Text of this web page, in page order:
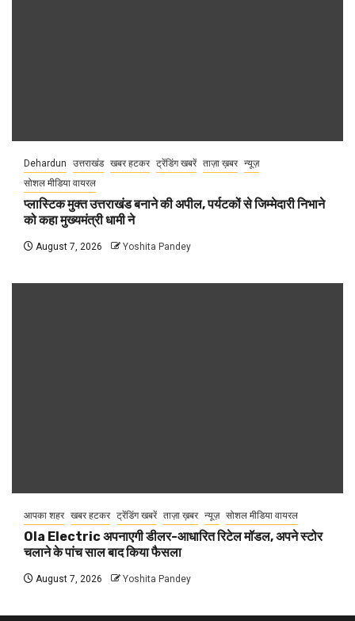
Dehardun उत्तराखंड खबर हटकर ट्रेंडिंग खबरें ताज़ा ख़बर न्यूज़
सोशल मीडिया वायरल
प्लास्टिक मुक्त उत्तराखंड बनाने की अपील, पर्यटकों से जिम्मेदारी निभाने
को कहा मुख्यमंत्री धामी ने
August 7, 2026 Yoshita Pandey
आपका शहर खबर हटकर ट्रेंडिंग खबरें ताज़ा ख़बर न्यूज़ सोशल मीडिया वायरल
Ola Electric अपनाएगी डीलर-आधारित रिटेल मॉडल, अपने स्टोर
चलाने के पांच साल बाद किया फैसला
August 7, 2026 Yoshita Pandey